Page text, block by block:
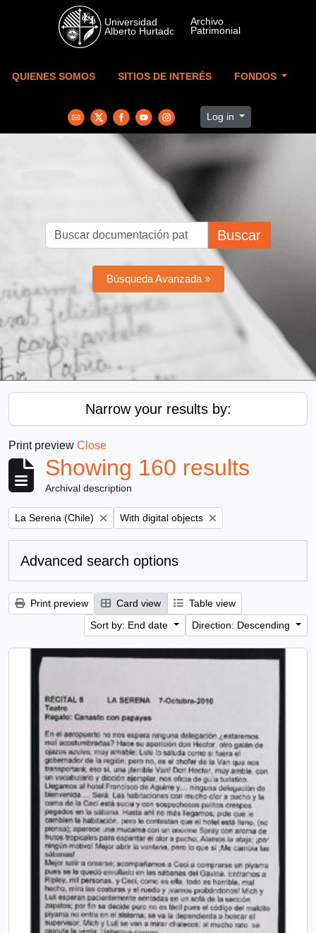
Skip to main content
QUIENES SOMOS SITIOS DE INTERÉS FONDOS
Log in
Buscar
Búsqueda Avanzada »
Narrow your results by:
Print preview Close
Showing 160 results
Archival description
Remove filter:
La Serena (Chile) Remove filter:
With digital objects
Advanced search options
Print preview Card view
Table view
Sort by: End date
Direction: Descending